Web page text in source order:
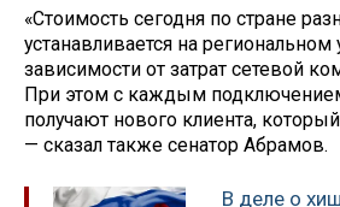
«Стоимость сегодня по стране
устанавливается на региональном
зависимости от затрат сетевой
При этом с каждым
получают нового клиента,
— сказал также сенатор Абрамов.
В деле о